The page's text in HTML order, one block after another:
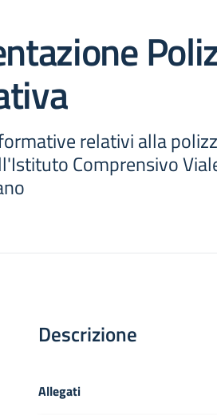
relativi alla
Comprensivo
Descrizione
Allegati